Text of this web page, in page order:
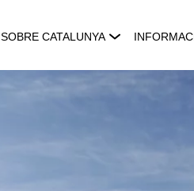
SOBRE CATALUNYA